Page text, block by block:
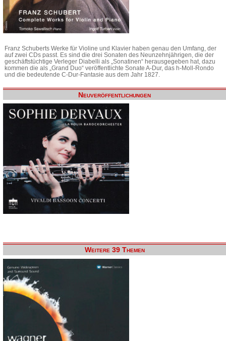
Franz Schuberts Werke für Violine und Klavier haben genau den Umfang, der
auf zwei CDs passt. Es sind die drei Sonaten des Neunzehnjährigen, die der
geschäftstüchtige Verleger Diabelli als „Sonatinen“ herausgegeben hat, dazu
kommen die als „Grand Duo“ veröffentlichte Sonate A-Dur, das h-Moll-Rondo
und die bedeutende C-Dur-Fantasie aus dem Jahr 1827.
Neuveröffentlichungen
Weitere 39 Themen